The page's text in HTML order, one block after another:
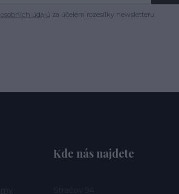
údajů za účelem rozesílky newsletteru.
Kde nás najdete